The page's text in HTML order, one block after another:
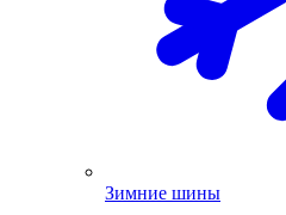
Зимние шины